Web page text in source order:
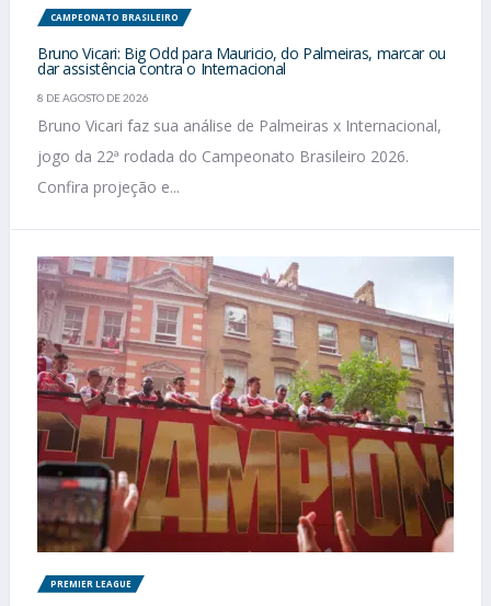
CAMPEONATO BRASILEIRO
Bruno Vicari: Big Odd para Mauricio, do Palmeiras, marcar ou
dar assistência contra o Internacional
8 DE AGOSTO DE 2026
Bruno Vicari faz sua análise de Palmeiras x Internacional,
jogo da 22ª rodada do Campeonato Brasileiro 2026.
Confira projeção e...
PREMIER LEAGUE